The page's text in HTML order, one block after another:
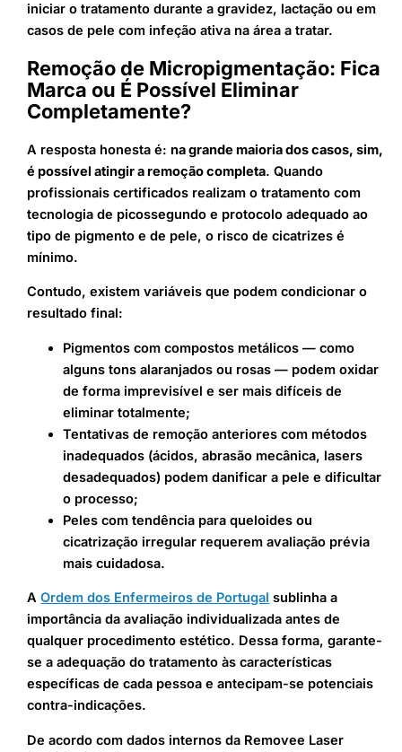
iniciar o tratamento durante a gravidez, lactação ou em
casos de pele com infeção ativa na área a tratar.
Remoção de Micropigmentação: Fica
Marca ou É Possível Eliminar
Completamente?
A resposta honesta é:na grande maioria dos casos, sim,
é possível atingir a remoção completa. Quando
profissionais certificados realizam o tratamento com
tecnologia de picossegundo e protocolo adequado ao
tipo de pigmento e de pele, o risco de cicatrizes é
mínimo.
Contudo, existem variáveis que podem condicionar o
resultado final:
Pigmentos com compostos metálicos — como
alguns tons alaranjados ou rosas — podem oxidar
de forma imprevisível e ser mais difíceis de
eliminar totalmente;
Tentativas de remoção anteriores com métodos
inadequados (ácidos, abrasão mecânica, lasers
desadequados) podem danificar a pele e dificultar
o processo;
Peles com tendência para queloides ou
cicatrização irregular requerem avaliação prévia
mais cuidadosa.
AOrdem dos Enfermeiros de Portugal sublinha a
importância da avaliação individualizada antes de
qualquer procedimento estético. Dessa forma, garante-
se a adequação do tratamento às características
específicas de cada pessoa e antecipam-se potenciais
contra-indicações.
De acordo com dados internos da Removee Laser